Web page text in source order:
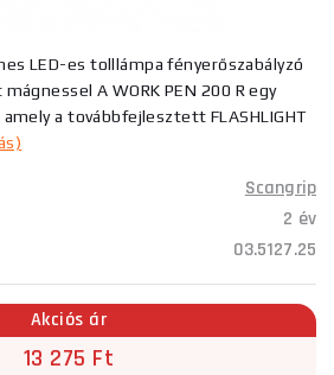
LED-es tolllámpa fényerőszabályzó
A WORK PEN 200 R egy
a továbbfejlesztett FLASHLIGHT
Scangrip
2 év
03.5127.25
Akciós ár
13 275 Ft